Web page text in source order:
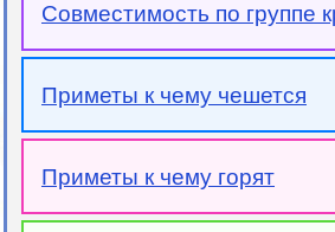
Совместимость по группе
Приметы к чему чешется
Приметы к чему горят